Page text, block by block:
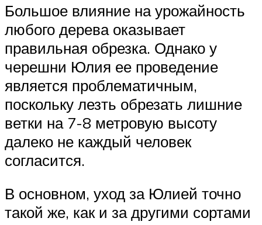
Большое влияние на урожайность
любого дерева оказывает
правильная обрезка. Однако у
черешни Юлия ее проведение
является проблематичным,
поскольку лезть обрезать лишние
ветки на 7-8 метровую высоту
далеко не каждый человек
согласится.
В основном, уход за Юлией точно
такой же, как и за другими сортами